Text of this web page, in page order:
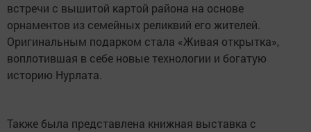
встречи с вышитой картой района на основе
орнаментов из семейных реликвий его жителей.
Оригинальным подарком стала «Живая открытка»,
воплотившая в себе новые технологии и богатую
историю Нурлата.
Также была представлена книжная выставка с